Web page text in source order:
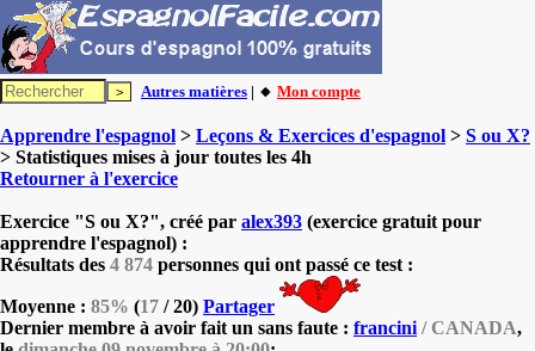
Autres matières | 🔸 Mon compte
Apprendre l'espagnol > Leçons & Exercices d'espagnol > S ou X?
> Statistiques mises à jour toutes les 4h
Retourner à l'exercice
Exercice "S ou X?", créé par alex393 (exercice gratuit pour
apprendre l'espagnol) :
Résultats des 4 874 personnes qui ont passé ce test :
Moyenne : 85% (17 / 20) Partager
Dernier membre à avoir fait un sans faute : francini / CANADA,